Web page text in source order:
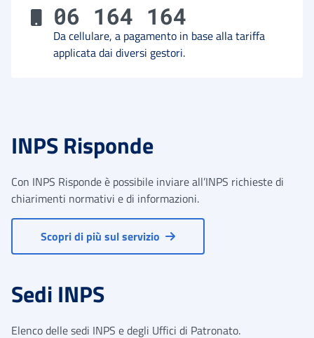
06 164 164
Da cellulare, a pagamento in base alla tariffa
applicata dai diversi gestori.
INPS Risponde
Con INPS Risponde è possibile inviare all’INPS richieste di
chiarimenti normativi e di informazioni.
Scopri di più sul servizio
Sedi INPS
Elenco delle sedi INPS e degli Uffici di Patronato.